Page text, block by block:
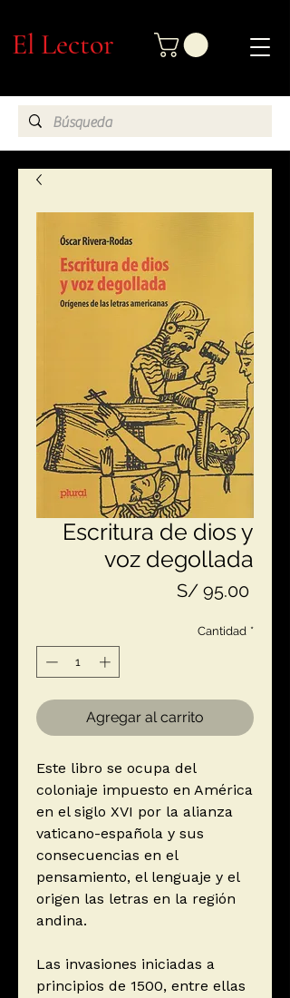
El Lector
Escritura de dios y
voz degollada
S/ 95.00Precio
Cantidad *
Agregar al carrito
Este libro se ocupa del
coloniaje impuesto en América
en el siglo XVI por la alianza
vaticano-española y sus
consecuencias en el
pensamiento, el lenguaje y el
origen las letras en la región
andina.
Las invasiones iniciadas a
principios de 1500, entre ellas